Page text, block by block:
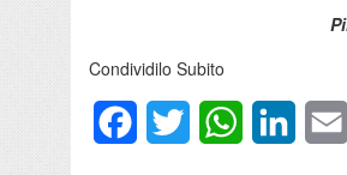
Condividilo Subito
FacebookTwitter WhatsApp